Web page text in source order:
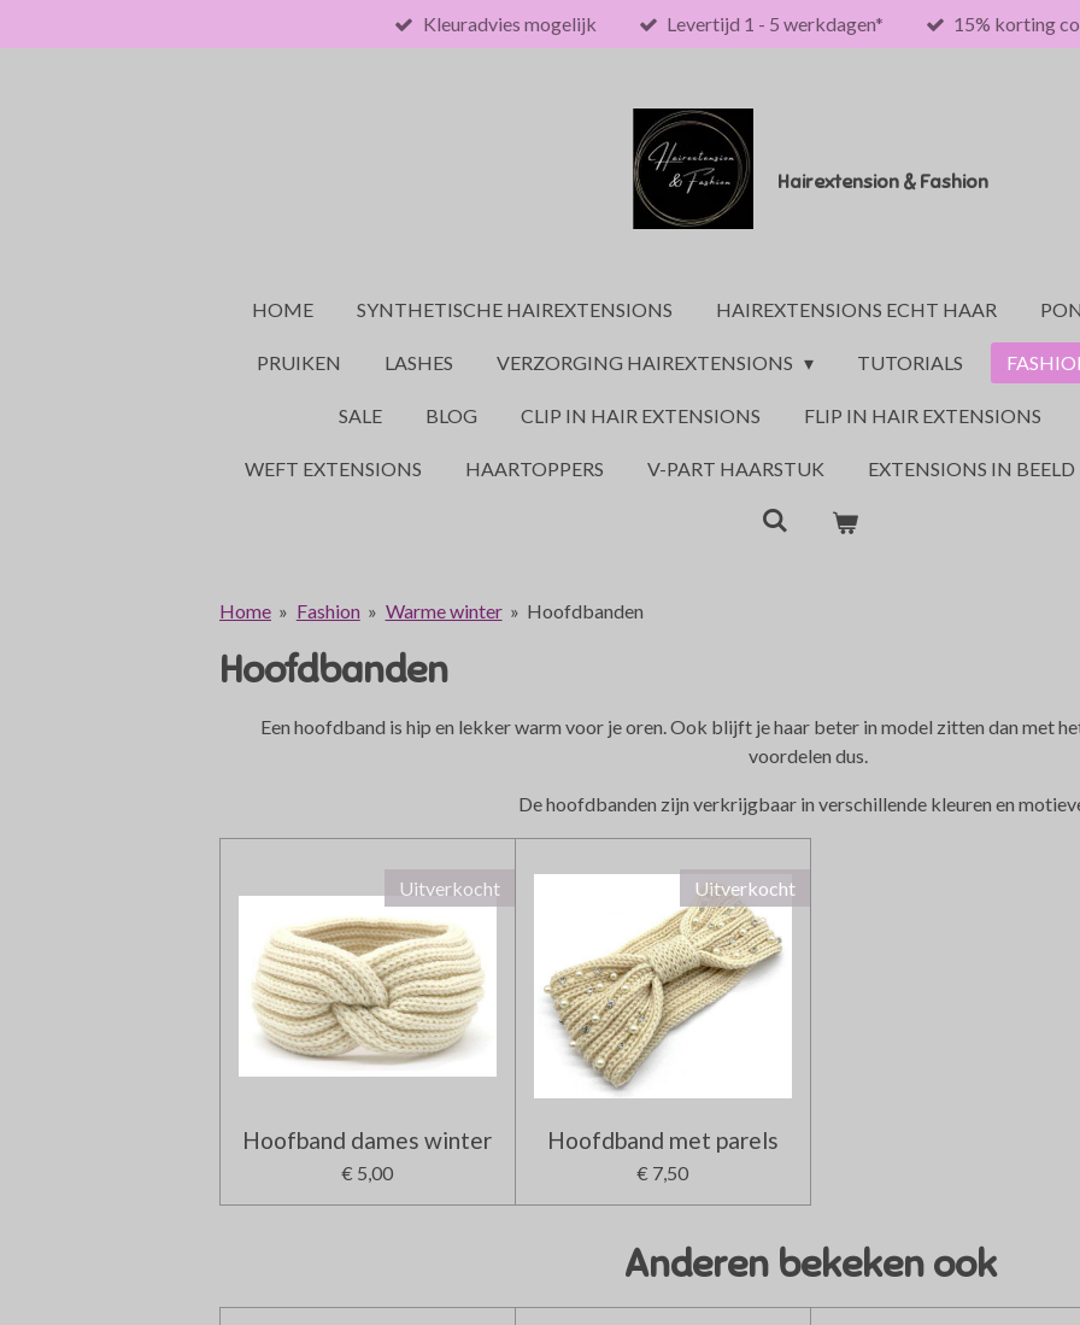
direct
Kleuradvies mogelijk Levertijd 1 - 5 werkdagen* 15% korting
Hairextension & Fashion
HOME SYNTHETISCHE HAIREXTENSIONS HAIREXTENSIONS ECHT HAAR
PRUIKEN LASHES VERZORGING HAIREXTENSIONS TUTORIALS
SALE BLOG CLIP IN HAIR EXTENSIONS FLIP IN HAIR EXTENSIONS
WEFT EXTENSIONS HAARTOPPERS V-PART HAARSTUK EXTENSIONS IN BEELD
Home » Fashion » Warme winter » Hoofdbanden
Hoofdbanden
Een hoofdband is hip en lekker warm voor je oren. Ook blijft je haar beter in model zitten dan met
voordelen dus.
De hoofdbanden zijn verkrijgbaar in verschillende kleuren en
Uitverkocht
Hoofband dames winter
€ 5,00
Uitverkocht
Hoofdband met parels
€ 7,50
Anderen bekeken ook